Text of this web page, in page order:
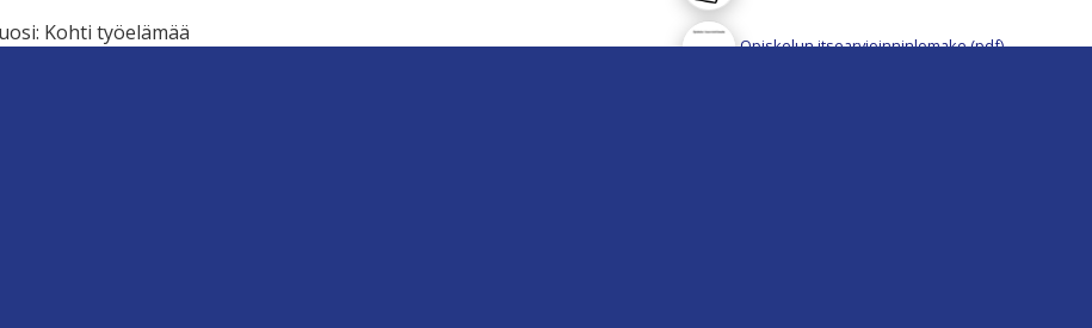
Kohti työelämää
Opiskelun itsearvioinninlomake (pdf)